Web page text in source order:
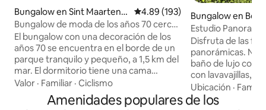
Bungalow en Sint Maartens
vlotbrug
Calificación promedio: 4.89 de
4.89 (193)
Bungalow de moda de los años 70 cerca
del mar.
El bungalow con una decoración de los
años 70 se encuentra en el borde de un
parque tranquilo y pequeño, a 1,5 km del
mar. El dormitorio tiene una cama
ajustable eléctricamente (2x80) y el
salón un sofá cama. La cocina y el baño
(con ducha) han sido completamente
Valor · Familiar · Ciclismo
Bungalow en
Estudio
privacidad
Disfruta de las
panorámicas. Nuestro estudio tiene un
baño de lujo con
con lavavajillas,
placa de
grande,
Ubicación ·
Amenidades populares de los